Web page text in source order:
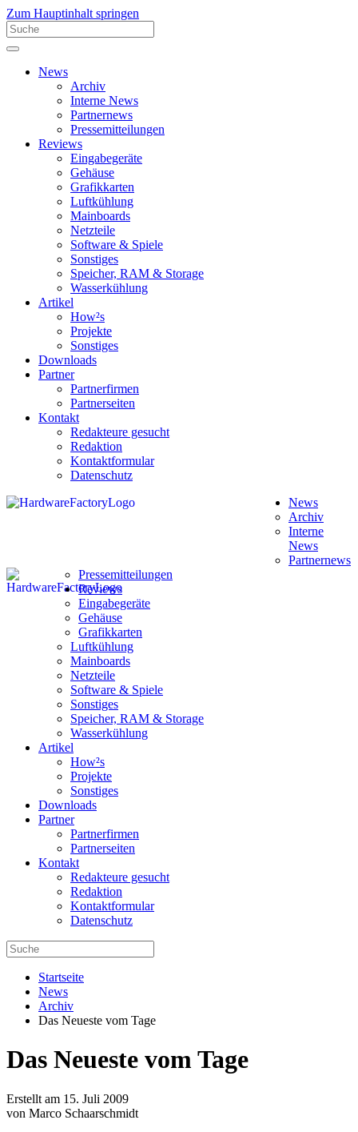
Zum Hauptinhalt springen
News
Archiv
Interne News
Partnernews
Pressemitteilungen
Reviews
Eingabegeräte
Gehäuse
Grafikkarten
Luftkühlung
Mainboards
Netzteile
Software & Spiele
Sonstiges
Speicher, RAM & Storage
Wasserkühlung
Artikel
How²s
Projekte
Sonstiges
Downloads
Partner
Partnerfirmen
Partnerseiten
Kontakt
Redakteure gesucht
Redaktion
Kontaktformular
Datenschutz
News
Archiv
Interne
News
Partnernews
Pressemitteilungen
Reviews
Eingabegeräte
Gehäuse
Grafikkarten
Luftkühlung
Mainboards
Netzteile
Software & Spiele
Sonstiges
Speicher, RAM & Storage
Wasserkühlung
Artikel
How²s
Projekte
Sonstiges
Downloads
Partner
Partnerfirmen
Partnerseiten
Kontakt
Redakteure gesucht
Redaktion
Kontaktformular
Datenschutz
Startseite
News
Archiv
Das Neueste vom Tage
Das Neueste vom Tage
Erstellt am 15. Juli 2009
von Marco Schaarschmidt